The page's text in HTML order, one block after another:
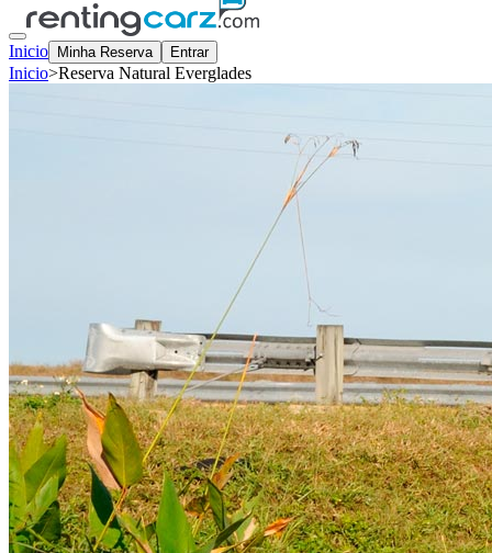
Inicio Minha Reserva Entrar
Inicio>Reserva Natural Everglades